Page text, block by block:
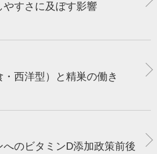
すさに及ぼす影響
西洋型）と精巣の働き
のビタミンD添加政策前後